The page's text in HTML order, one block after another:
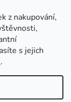
z nakupování,
s jejich
.